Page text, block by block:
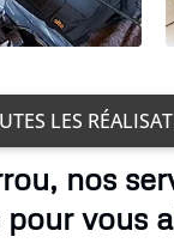
LES
nos
vous